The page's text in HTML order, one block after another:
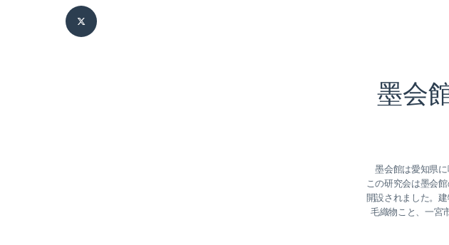
墨会
墨会館は愛知県に
この研究会は墨会
開設されました。
毛織物こと、一宮